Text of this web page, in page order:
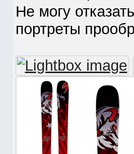
Не могу
портреты